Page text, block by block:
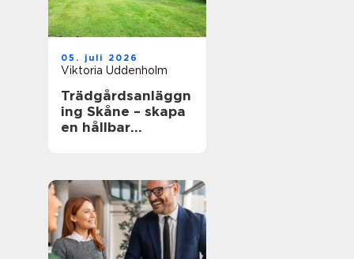
05. juli 2026
Viktoria Uddenholm
Trädgårdsanläggn
ing Skåne – skapa
en hållbar